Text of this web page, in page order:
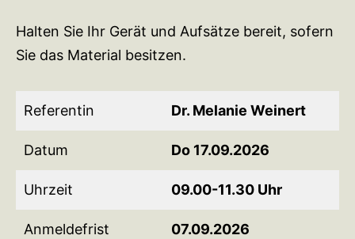
Halten Sie Ihr Gerät und Aufsätze bereit, sofern
Sie das Material besitzen.
Referentin Dr. Melanie Weinert
Datum Do 17.09.2026
Uhrzeit 09.00-11.30 Uhr
Anmeldefrist 07.09.2026